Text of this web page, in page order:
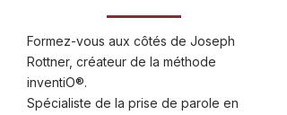
Formez-vous aux côtés de Joseph
Rottner, créateur de la méthode
inventiO®.
Spécialiste de la prise de parole en